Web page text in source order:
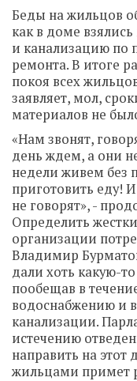
Беды на жильцов
как в доме
и канализацию по
ремонта. В итоге
покоя всех
заявляет, мол,
материалов не
«Нам звонят,
день ждем, а они
недели живем без
приготовить еду!
не говорят», -
Определить
организации
Владимир
дали хоть какую-
пообещав в
водоснабжению и
канализации.
истечению
направить на
жильцами примет